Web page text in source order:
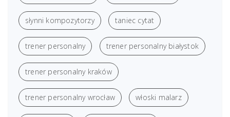
słynni kompozytorzy taniec cytat
trener personalny trener personalny białystok
trener personalny kraków
trener personalny wrocław włoski malarz